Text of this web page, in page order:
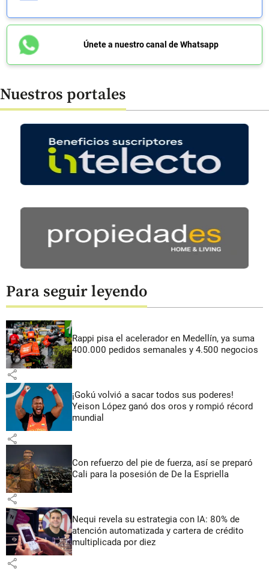
Únete a nuestro canal de Whatsapp
Nuestros portales
Para seguir leyendo
Rappi pisa el acelerador en Medellín, ya suma
400.000 pedidos semanales y 4.500 negocios
share
¡Gokú volvió a sacar todos sus poderes!
Yeison López ganó dos oros y rompió récord
mundial
share
Con refuerzo del pie de fuerza, así se preparó
Cali para la posesión de De la Espriella
share
Nequi revela su estrategia con IA: 80% de
atención automatizada y cartera de crédito
multiplicada por diez
share